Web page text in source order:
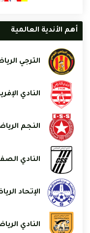
أهم الأندية العالمية
الترجي
النادي
النجم
النادي
الإتحاد
النادي